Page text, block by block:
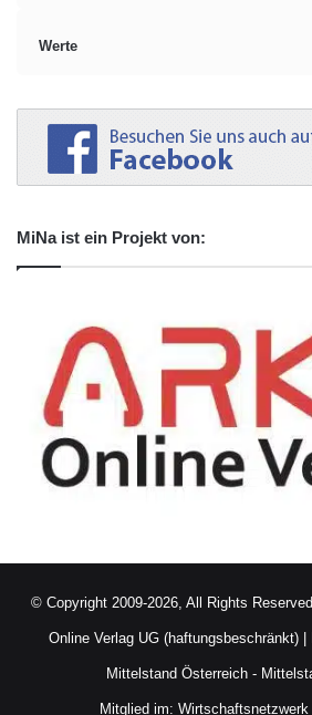
Werte
MiNa ist ein Projekt von:
© Copyright 2009-2026, All Rights
Online Verlag UG (haftungsbeschränkt)|
Mittelstand Österreich-
Mitglied im: Wirtschaftsnetzwerk